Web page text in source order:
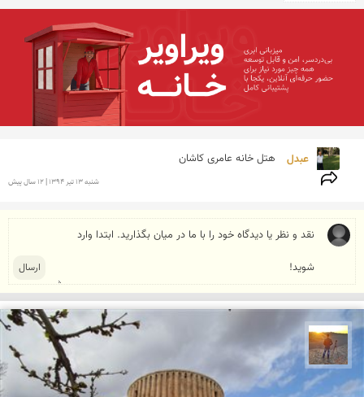
عبدل هتل خانه عامری کاشان
شنبه 13 تير 1394 | 12 سال پیش
مهدی مخلصیان